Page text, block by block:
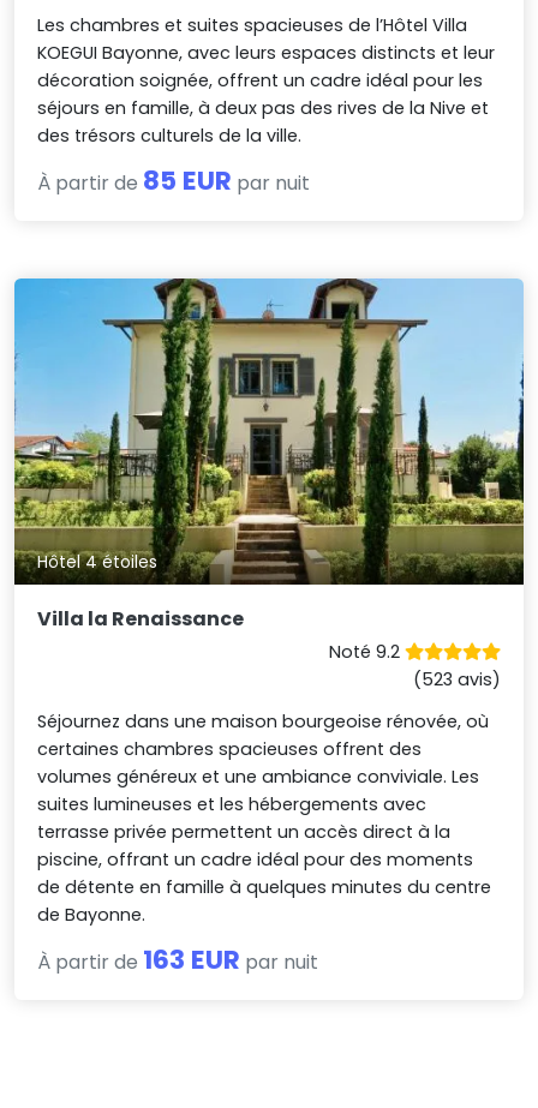
Les chambres et suites spacieuses de l’Hôtel Villa
KOEGUI Bayonne, avec leurs espaces distincts et leur
décoration soignée, offrent un cadre idéal pour les
séjours en famille, à deux pas des rives de la Nive et
des trésors culturels de la ville.
À partir de 85 EUR par nuit
Hôtel 4 étoiles
Villa la Renaissance
Noté 9.2
(523 avis)
Séjournez dans une maison bourgeoise rénovée, où
certaines chambres spacieuses offrent des
volumes généreux et une ambiance conviviale. Les
suites lumineuses et les hébergements avec
terrasse privée permettent un accès direct à la
piscine, offrant un cadre idéal pour des moments
de détente en famille à quelques minutes du centre
de Bayonne.
À partir de 163 EUR par nuit